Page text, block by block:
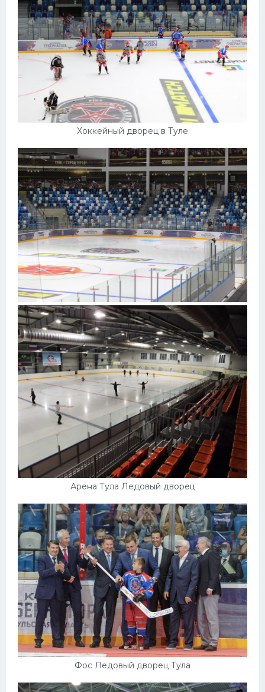
Хоккейный дворец в Туле
Арена Тула Ледовый дворец
Фос Ледовый дворец Тула